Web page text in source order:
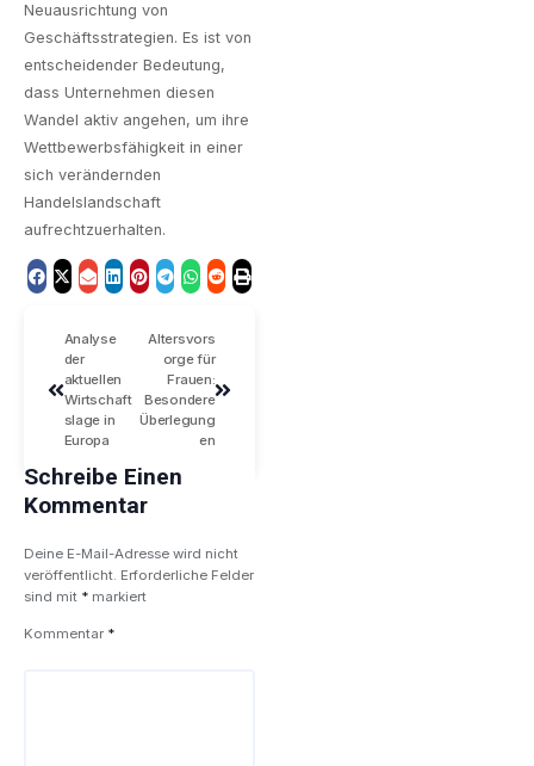
Neuausrichtung von
Geschäftsstrategien. Es ist von
entscheidender Bedeutung,
dass Unternehmen diesen
Wandel aktiv angehen, um ihre
Wettbewerbsfähigkeit in einer
sich verändernden
Handelslandschaft
aufrechtzuerhalten.
Analyse
der
aktuellen
Wirtschaft
slage in
Europa
Altersvors
orge für
Frauen:
Besondere
Überlegung
en
Schreibe Einen
Kommentar
Deine E-Mail-Adresse wird nicht
veröffentlicht. Erforderliche Felder
sind mit * markiert
Kommentar *